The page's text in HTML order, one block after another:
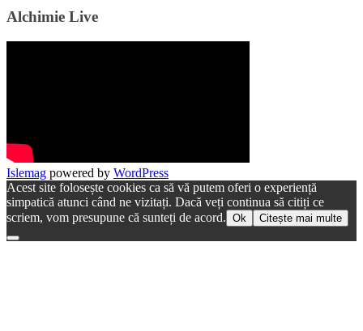
Alchimie Live
Islemag powered by WordPress
Acest site folosește cookies ca să vă putem oferi o experiență
simpatică atunci când ne vizitați. Dacă veți continua să citiți ce
scriem, vom presupune că sunteți de acord. Ok Citește mai multe